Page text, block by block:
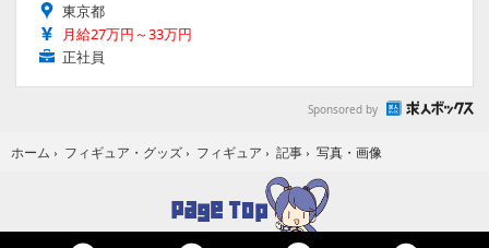
東京都
月給27万円～33万円
正社員
Sponsored by
ホーム › フィギュア・グッズ › フィギュア › 記事 › 写真・画像